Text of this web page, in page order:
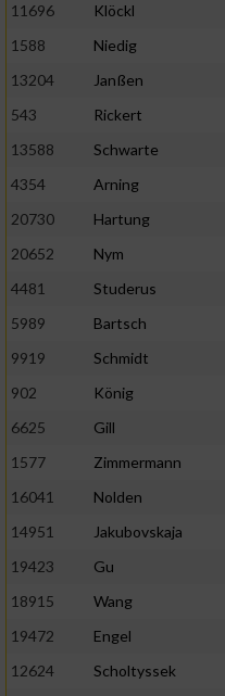
11696
Klöckl
1588
Niedig
13204
Janßen
543
Rickert
13588
Schwarte
4354
Arning
20730
Hartung
20652
Nym
4481
Studerus
5989
Bartsch
9919
Schmidt
902
König
6625
Gill
1577
Zimmermann
16041
Nolden
14951
Jakubovskaja
19423
Gu
18915
Wang
19472
Engel
12624
Scholtyssek